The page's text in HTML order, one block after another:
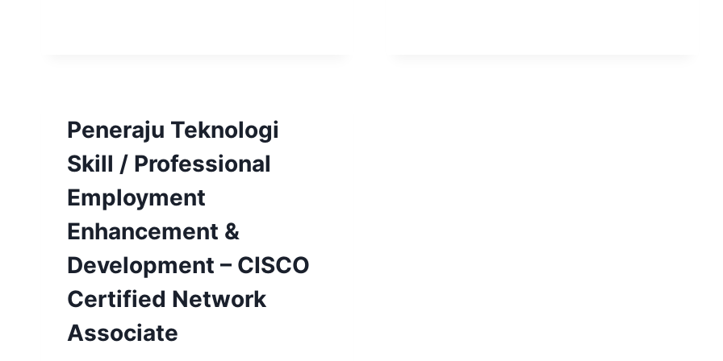
Peneraju Teknologi
Skill / Professional
Employment
Enhancement &
Development – CISCO
Certified Network
Associate